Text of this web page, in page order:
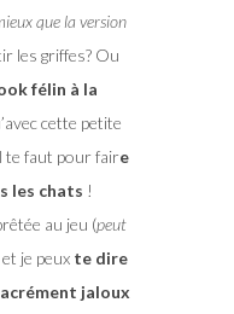
que la version
les griffes? Ou
félin à la
cette petite
te faut pour faire
les chats !
au jeu (peut
et je peuxte dire
jaloux